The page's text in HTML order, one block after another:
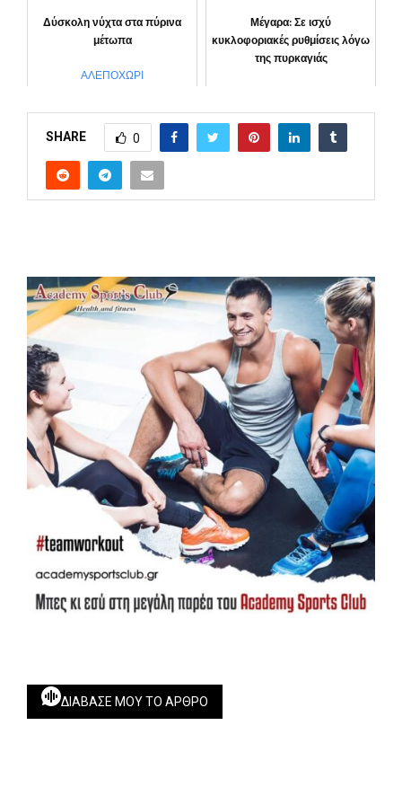
Δύσκολη νύχτα στα πύρινα
μέτωπα
ΑΛΕΠΟΧΩΡΙ
Μέγαρα: Σε ισχύ
κυκλοφοριακές ρυθμίσεις λόγω
της πυρκαγιάς
SHARE 0
ΔΙΆΒΑΣΕ ΜΟΥ ΤΟ ΆΡΘΡΟ